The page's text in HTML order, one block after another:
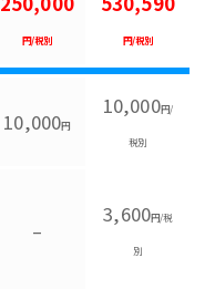
円/税別 円/税別
10,000円
10,000円/
税別
–
3,600円/税
別